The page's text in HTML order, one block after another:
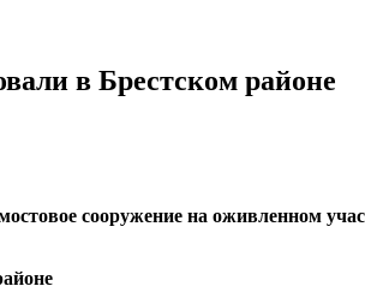
в Брестском районе
сооружение на оживленном